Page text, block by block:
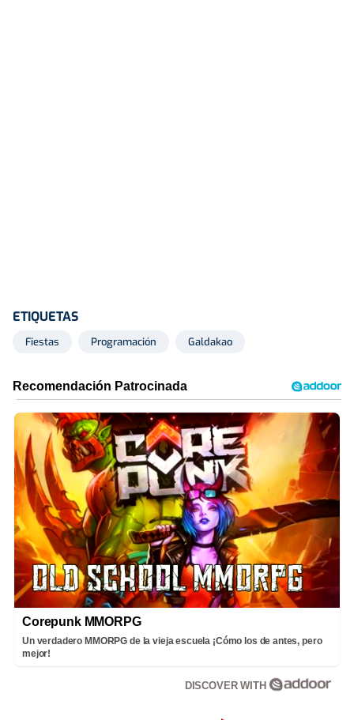
ETIQUETAS
Fiestas Programación Galdakao
Corepunk MMORPG
Un verdadero MMORPG de la vieja escuela ¡Cómo los de antes, pero
mejor!
DISCOVER WITH